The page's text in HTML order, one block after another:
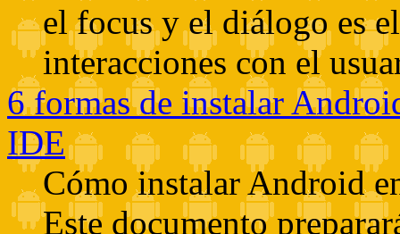
el focus y el diálogo es
interacciones con el
6 formas de instalar
IDE
Cómo instalar Android
Este documento